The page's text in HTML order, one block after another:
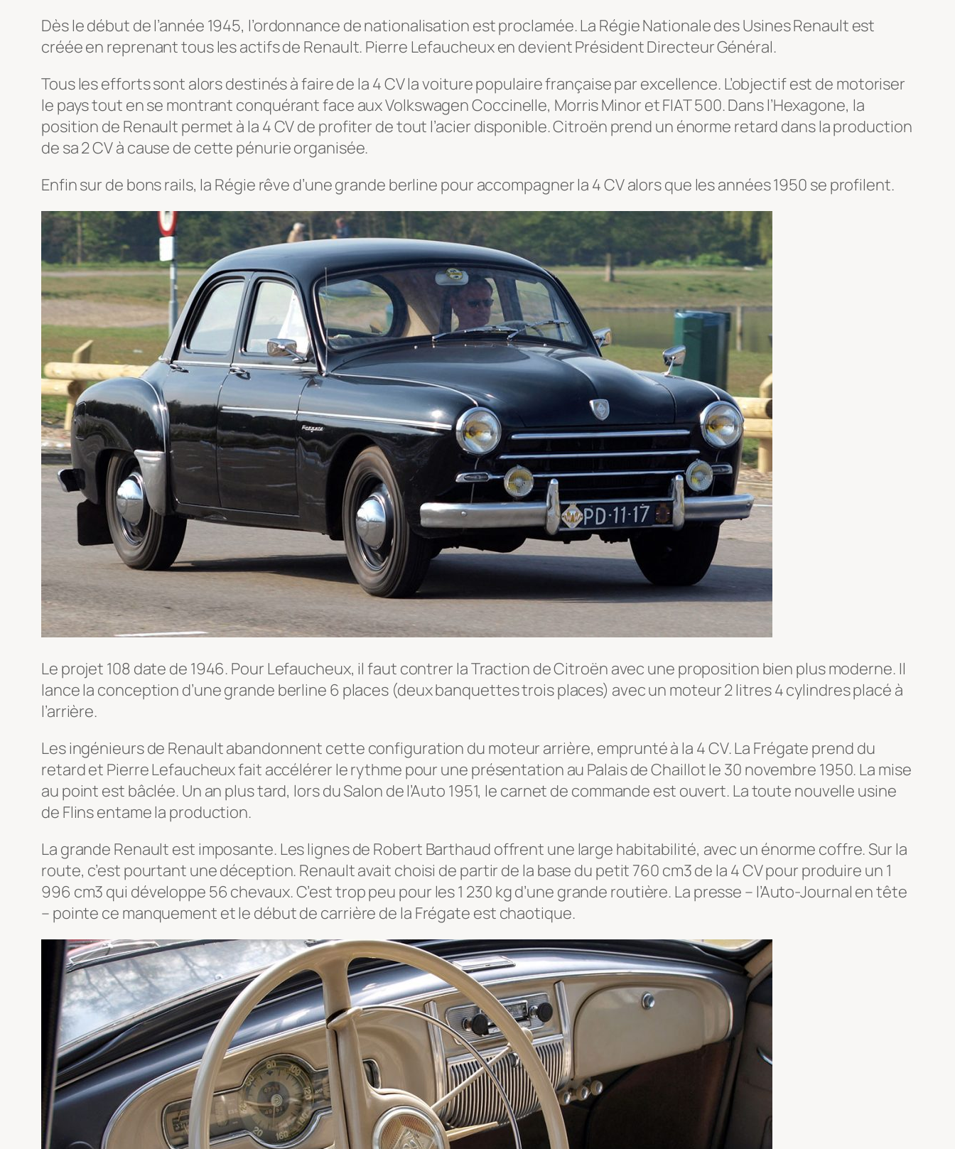
Dès le début de l’année 1945, l’ordonnance de nationalisation est proclamée. La Régie Nationale des Usines Renault est
créée en reprenant tous les actifs de Renault. Pierre Lefaucheux en devient Président Directeur Général.
Tous les efforts sont alors destinés à faire de la 4 CV la voiture populaire française par excellence. L’objectif est de motoriser
le pays tout en se montrant conquérant face aux Volkswagen Coccinelle, Morris Minor et FIAT 500. Dans l’Hexagone, la
position de Renault permet à la 4 CV de profiter de tout l’acier disponible. Citroën prend un énorme retard dans la production
de sa 2 CV à cause de cette pénurie organisée.
Enfin sur de bons rails, la Régie rêve d’une grande berline pour accompagner la 4 CV alors que les années 1950 se profilent.
Le projet 108 date de 1946. Pour Lefaucheux, il faut contrer la Traction de Citroën avec une proposition bien plus moderne. Il
lance la conception d’une grande berline 6 places (deux banquettes trois places) avec un moteur 2 litres 4 cylindres placé à
l’arrière.
Les ingénieurs de Renault abandonnent cette configuration du moteur arrière, emprunté à la 4 CV. La Frégate prend du
retard et Pierre Lefaucheux fait accélérer le rythme pour une présentation au Palais de Chaillot le 30 novembre 1950. La mise
au point est bâclée. Un an plus tard, lors du Salon de l’Auto 1951, le carnet de commande est ouvert. La toute nouvelle usine
de Flins entame la production.
La grande Renault est imposante. Les lignes de Robert Barthaud offrent une large habitabilité, avec un énorme coffre. Sur la
route, c’est pourtant une déception. Renault avait choisi de partir de la base du petit 760 cm3 de la 4 CV pour produire un 1
996 cm3 qui développe 56 chevaux. C’est trop peu pour les 1 230 kg d’une grande routière. La presse – l’Auto-Journal en tête
– pointe ce manquement et le début de carrière de la Frégate est chaotique.